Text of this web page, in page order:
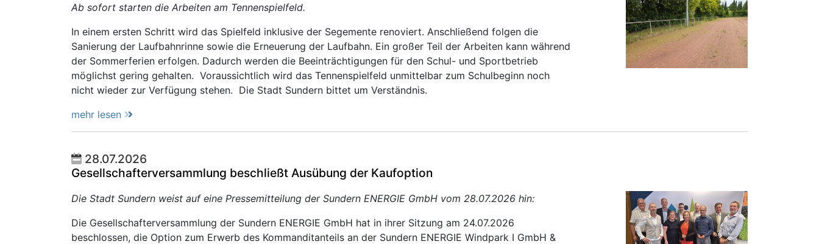
Ab sofort starten die Arbeiten am Tennenspielfeld.
In einem ersten Schritt wird das Spielfeld inklusive der Segemente renoviert. Anschließend folgen die
Sanierung der Laufbahnrinne sowie die Erneuerung der Laufbahn. Ein großer Teil der Arbeiten kann während
der Sommerferien erfolgen. Dadurch werden die Beeinträchtigungen für den Schul- und Sportbetrieb
möglichst gering gehalten. Voraussichtlich wird das Tennenspielfeld unmittelbar zum Schulbeginn noch
nicht wieder zur Verfügung stehen. Die Stadt Sundern bittet um Verständnis.
mehr lesen
28.07.2026
Gesellschafterversammlung beschließt Ausübung der Kaufoption
Die Stadt Sundern weist auf eine Pressemitteilung der Sundern ENERGIE GmbH vom 28.07.2026 hin:
Die Gesellschafterversammlung der Sundern ENERGIE GmbH hat in ihrer Sitzung am 24.07.2026
beschlossen, die Option zum Erwerb des Kommanditanteils an der Sundern ENERGIE Windpark I GmbH &